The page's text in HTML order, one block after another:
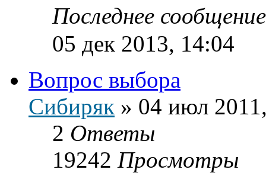
Последнее
05 дек 2013, 14:04
Вопрос выбора
Сибиряк » 04 июл
2 Ответы
19242 Просмотры